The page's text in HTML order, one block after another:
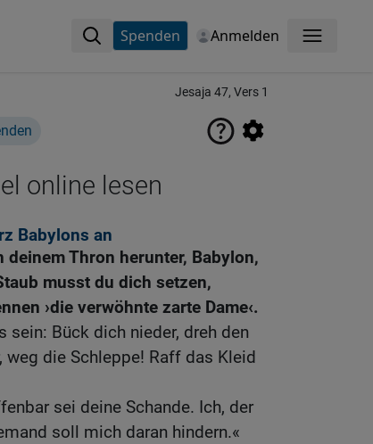
Spenden Anmelden Menü
Jesaja 47, Vers 1
online lesen
Babylons an
deinem Thron herunter, Babylon,
musst du dich setzen,
›die verwöhnte zarte Dame‹.
sein: Bück dich nieder, dreh den
weg die Schleppe! Raff das Kleid
sei deine Schande. Ich, der
soll mich daran hindern.«